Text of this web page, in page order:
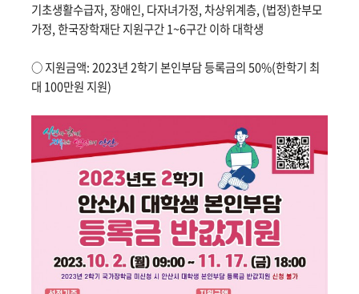
기초생활수급자, 장애인, 다자녀가정, 차상위계층, (법정)한부모
가정, 한국장학재단 지원구간 1~6구간 이하 대학생
○ 지원금액: 2023년 2학기 본인부담 등록금의 50%(한학기 최
대 100만원 지원)